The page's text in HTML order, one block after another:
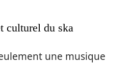
culturel du ska
une musique